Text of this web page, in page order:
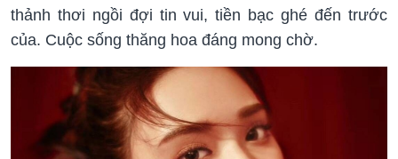
thảnh thơi ngồi đợi tin vui, tiền bạc ghé đến trước
của. Cuộc sống thăng hoa đáng mong chờ.